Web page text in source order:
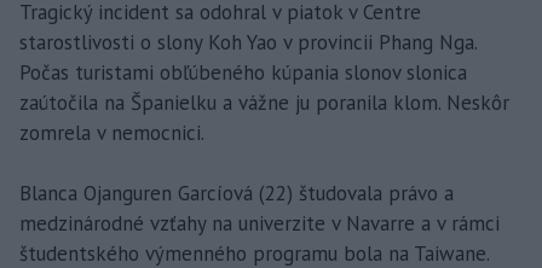
Tragický incident sa odohral v piatok v Centre
starostlivosti o slony Koh Yao v provincii Phang Nga.
Počas turistami obľúbeného kúpania slonov slonica
zaútočila na Španielku a vážne ju poranila klom. Neskôr
zomrela v nemocnici.
Blanca Ojanguren Garcíová (22) študovala právo a
medzinárodné vzťahy na univerzite v Navarre a v rámci
študentského výmenného programu bola na Taiwane.